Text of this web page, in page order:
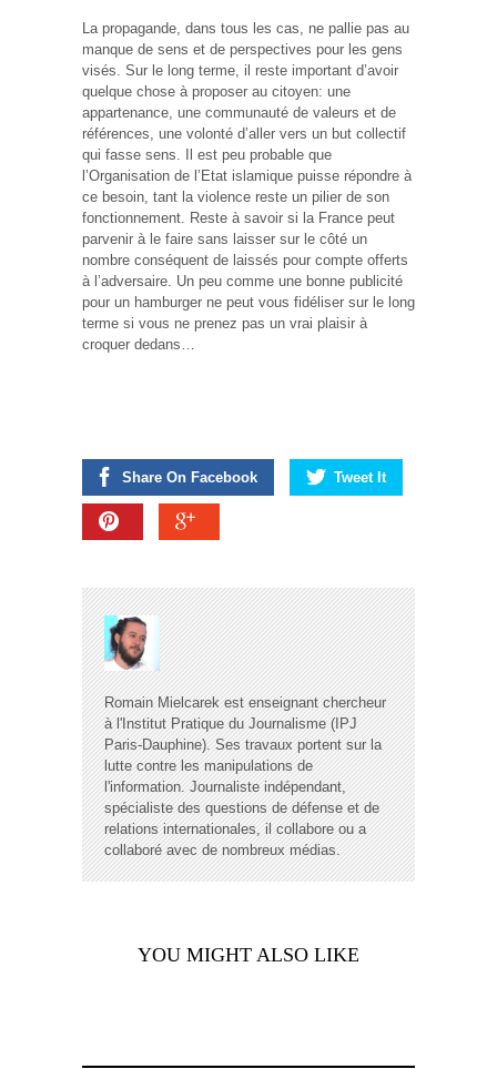
La propagande, dans tous les cas, ne pallie pas au
manque de sens et de perspectives pour les gens
visés. Sur le long terme, il reste important d’avoir
quelque chose à proposer au citoyen: une
appartenance, une communauté de valeurs et de
références, une volonté d’aller vers un but collectif
qui fasse sens. Il est peu probable que
l’Organisation de l’Etat islamique puisse répondre à
ce besoin, tant la violence reste un pilier de son
fonctionnement. Reste à savoir si la France peut
parvenir à le faire sans laisser sur le côté un
nombre conséquent de laissés pour compte offerts
à l’adversaire. Un peu comme une bonne publicité
pour un hamburger ne peut vous fidéliser sur le long
terme si vous ne prenez pas un vrai plaisir à
croquer dedans…
Share On Facebook Tweet It
Romain Mielcarek est enseignant chercheur
à l'Institut Pratique du Journalisme (IPJ
Paris-Dauphine). Ses travaux portent sur la
lutte contre les manipulations de
l'information. Journaliste indépendant,
spécialiste des questions de défense et de
relations internationales, il collabore ou a
collaboré avec de nombreux médias.
YOU MIGHT ALSO LIKE